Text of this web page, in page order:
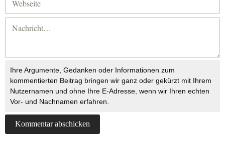
Ihre Argumente, Gedanken oder Informationen zum
kommentierten Beitrag bringen wir ganz oder gekürzt mit Ihrem
Nutzernamen und ohne Ihre E-Adresse, wenn wir Ihren echten
Vor- und Nachnamen erfahren.